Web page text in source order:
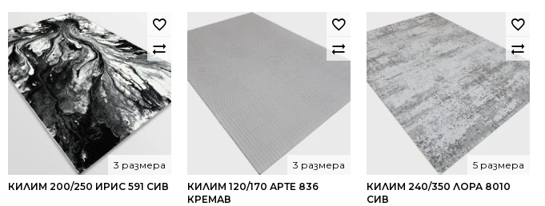
КИЛИМ 200/250 ИРИС 591 СИВ
3 размера
КИЛИМ 120/170 АРТЕ 836
КРЕМАВ
3 размера
КИЛИМ 240/350 ЛОРА 8010
СИВ
5 размера